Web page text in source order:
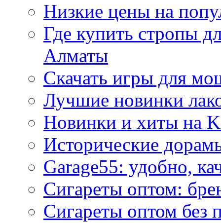
Низкие цены на
Где купить стропы
Алматы
Скачать игры для
Лучшие новинки
Новинки и хиты на
Исторические
Garage55: удобно,
Сигареты оптом:
Сигареты оптом без